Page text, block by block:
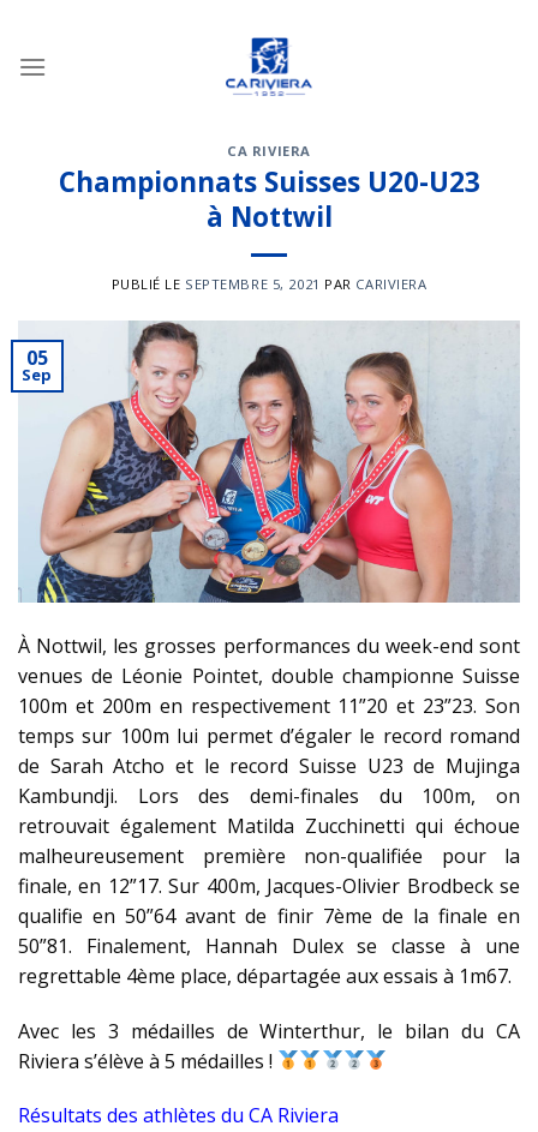
contenu
CA RIVIERA
Championnats Suisses U20-U23
à Nottwil
PUBLIÉ LE SEPTEMBRE 5, 2021 PAR CARIVIERA
05
Sep
À Nottwil, les grosses performances du week-end sont
venues de Léonie Pointet, double championne Suisse
100m et 200m en respectivement 11”20 et 23”23. Son
temps sur 100m lui permet d’égaler le record romand
de Sarah Atcho et le record Suisse U23 de Mujinga
Kambundji. Lors des demi-finales du 100m, on
retrouvait également Matilda Zucchinetti qui échoue
malheureusement première non-qualifiée pour la
finale, en 12”17. Sur 400m, Jacques-Olivier Brodbeck se
qualifie en 50”64 avant de finir 7ème de la finale en
50”81. Finalement, Hannah Dulex se classe à une
regrettable 4ème place, départagée aux essais à 1m67.
Avec les 3 médailles de Winterthur, le bilan du CA
Riviera s’élève à 5 médailles !
Résultats des athlètes du CA Riviera